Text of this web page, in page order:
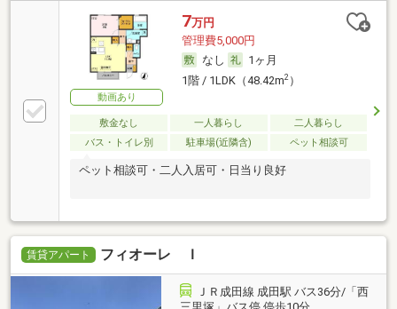
動画あり
7万円
管理費5,000円
なし
1ヶ月
1階 / 1LDK（48.42m2）
敷金なし 一人暮らし
二人暮らし
バス・トイレ別
駐車場(近隣含) ペット相談可
ペット相談可・二人入居可・日当り良好
賃貸アパート フィオーレ Ｉ
ＪＲ成田線 成田駅 バス36分/「西